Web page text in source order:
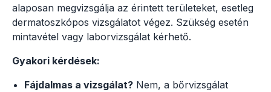
alaposan megvizsgálja az érintett területeket, esetleg
dermatoszkópos vizsgálatot végez. Szükség esetén
mintavétel vagy laborvizsgálat kérhető.
Gyakori kérdések:
Fájdalmas a vizsgálat? Nem, a bőrvizsgálat